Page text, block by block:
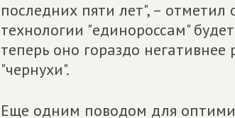
последних пяти лет", –
технологии "единороссам"
теперь оно гораздо
"чернухи".
Еще одним поводом для